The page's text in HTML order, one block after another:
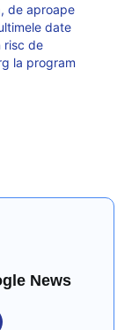
de aproape
date
risc de
la program
News